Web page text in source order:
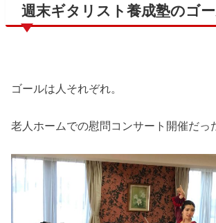
週末ギタリスト養成塾のゴ
ゴールは人それぞれ。
老人ホームでの慰問コンサート開催だっ